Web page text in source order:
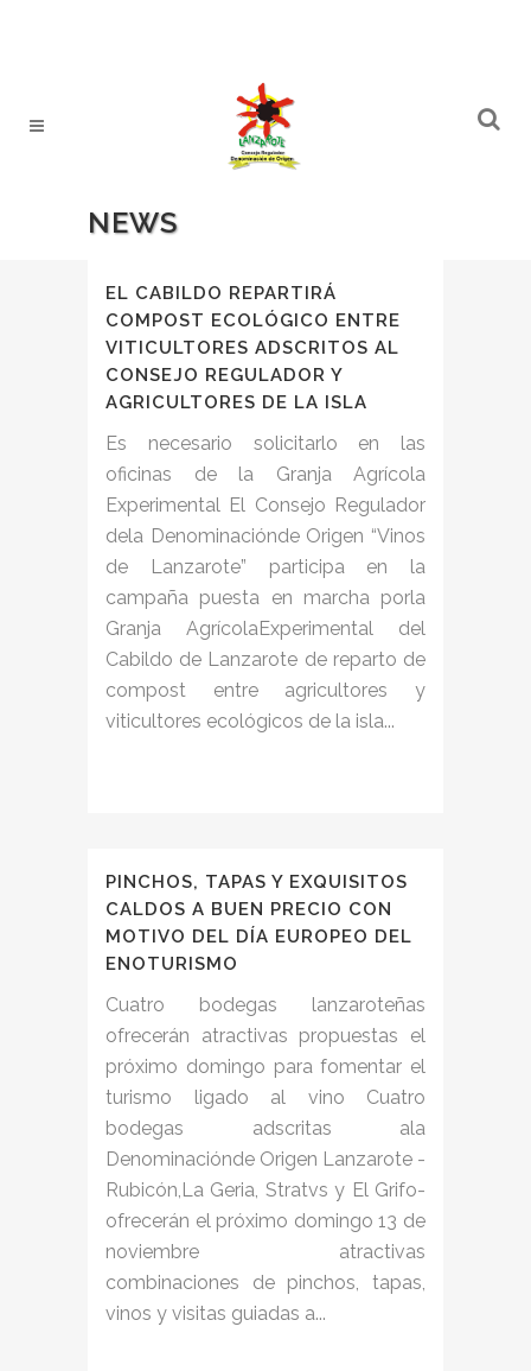
NEWS
EL CABILDO REPARTIRÁ
COMPOST ECOLÓGICO ENTRE
VITICULTORES ADSCRITOS AL
CONSEJO REGULADOR Y
AGRICULTORES DE LA ISLA
Es necesario solicitarlo en las
oficinas de la Granja Agrícola
Experimental El Consejo Regulador
dela Denominaciónde Origen “Vinos
de Lanzarote” participa en la
campaña puesta en marcha porla
Granja AgrícolaExperimental del
Cabildo de Lanzarote de reparto de
compost entre agricultores y
viticultores ecológicos de la isla...
PINCHOS, TAPAS Y EXQUISITOS
CALDOS A BUEN PRECIO CON
MOTIVO DEL DÍA EUROPEO DEL
ENOTURISMO
Cuatro bodegas lanzaroteñas
ofrecerán atractivas propuestas el
próximo domingo para fomentar el
turismo ligado al vino Cuatro
bodegas adscritas ala
Denominaciónde Origen Lanzarote -
Rubicón,La Geria, Stratvs y El Grifo-
ofrecerán el próximo domingo 13 de
noviembre atractivas
combinaciones de pinchos, tapas,
vinos y visitas guiadas a...